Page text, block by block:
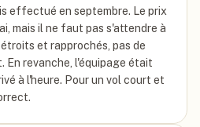
effectué en septembre. Le prix
mais il ne faut pas s'attendre à
et rapprochés, pas de
En revanche, l'équipage était
à l'heure. Pour un vol court et